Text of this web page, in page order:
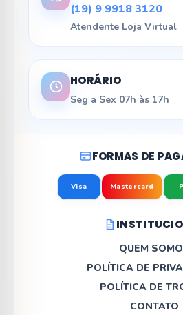
(19) 9 9918 3120
Atendente Loja Virtual
HORÁRIO
Seg a Sex 07h às 17h
FORMAS DE
Visa Mastercard
QUEM
POLÍTICA DE
POLÍTICA DE
CONTATO